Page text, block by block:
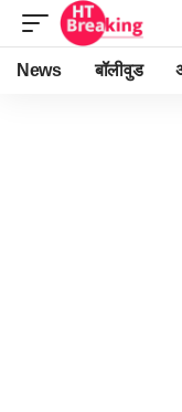
News बॉलीवुड